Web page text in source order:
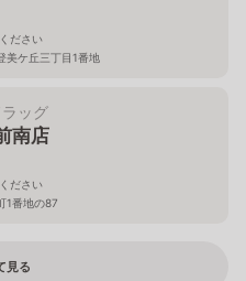
ださい
美ケ丘三丁目1番地
ッグ
南店
ださい
1番地の87
見る